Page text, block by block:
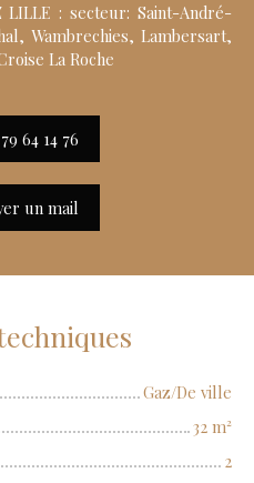
LILLE : secteur: Saint-André-
Wambrechies, Lambersart,
La Roche
64 14 76
un mail
Gaz/De ville
32 m²
2